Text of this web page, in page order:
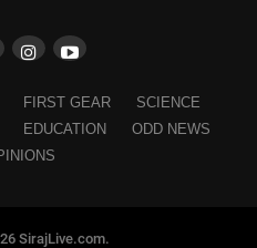
FIRST GEAR
SCIENCE
EDUCATION
ODD NEWS
SirajLive.com.